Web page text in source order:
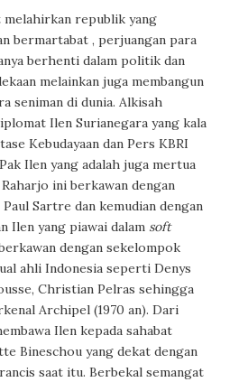
melahirkan republik yang
bermartabat , perjuangan para
berhenti dalam politik dan
melainkan juga membangun
seniman di dunia. Alkisah
Ilen Surianegara yang kala
Kebudayaan dan Pers KBRI
Ilen yang adalah juga mertua
ini berkawan dengan
Sartre dan kemudian dengan
Ilen yang piawai dalam soft
dengan sekelompok
ahli Indonesia seperti Denys
Christian Pelras sehingga
Archipel (1970 an). Dari
Ilen kepada sahabat
Bineschou yang dekat dengan
saat itu. Berbekal semangat